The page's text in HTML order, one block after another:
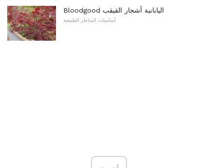
Bloodgood اليابانية أشجار القيقب
أساسيات المناظر الطبيعية